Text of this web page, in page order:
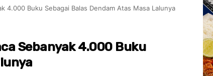
4.000 Buku Sebagai Balas Dendam Atas Masa Lalunya
Sebanyak 4.000 Buku